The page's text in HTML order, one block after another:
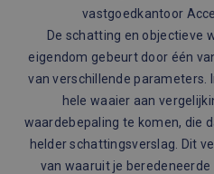
vastgoedkantoor
De schatting en objectieve
eigendom gebeurt door één
van verschillende parameters.
hele waaier aan
waardebepaling te komen, die
helder schattingsverslag. Dit
van waaruit je